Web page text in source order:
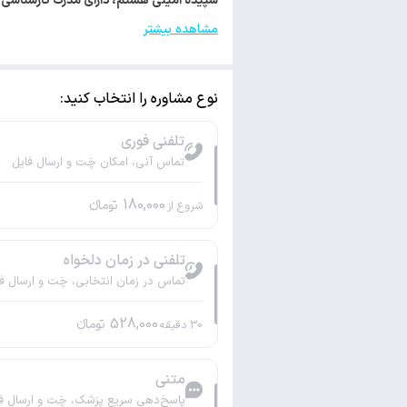
مشاهده بیشتر
نوع مشاوره را انتخاب کنید:
تلفنی فوری
تماس آنی، امکان چَت و ارسال فایل
شروع از 180,000 تومانء
تلفنی در زمان دلخواه
تماس در زمان انتخابی، چَت و ارسال
30 دقیقه528,000 تومانء
متنی
پاسخ‌دهی سریع پزشک، چَت و ارسال